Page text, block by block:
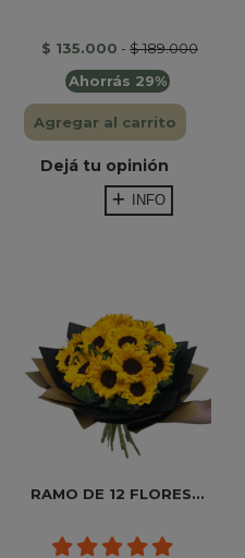
$ 135.000 - $ 189.000
Ahorrás 29%
Agregar al carrito
Dejá tu opinión
INFO
RAMO DE 12 FLORES...